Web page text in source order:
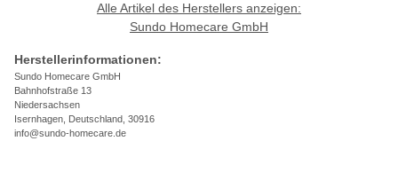
Alle Artikel des Herstellers anzeigen:
Sundo Homecare GmbH
Herstellerinformationen:
Sundo Homecare GmbH
Bahnhofstraße 13
Niedersachsen
Isernhagen, Deutschland, 30916
info@sundo-homecare.de